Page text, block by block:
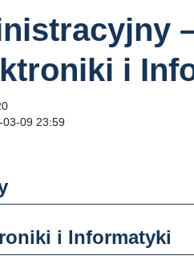
i
03-09 23:59
i Informatyki